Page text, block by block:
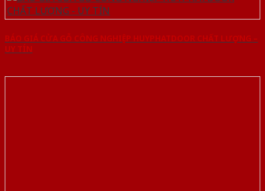
BÁO GIÁ CỬA GỖ CÔNG NGHIỆP HUYPHATDOOR CHẤT LƯỢNG –
UY TÍN